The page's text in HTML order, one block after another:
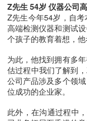
Z先生 54岁 仪器公司
Z先生今年54岁，自
高端检测仪器和测试
个孩子的教育着想，他
为此，他找到拥有多
估过程中我们了解到
公司产品涉及多个领
位成功的企业家。
此外，在沟通过程中